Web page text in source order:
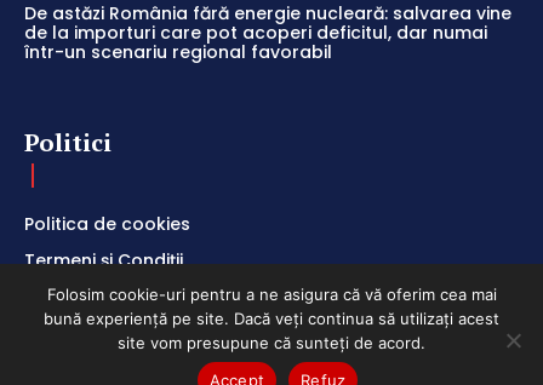
De astăzi România fără energie nucleară: salvarea vine
de la importuri care pot acoperi deficitul, dar numai
într-un scenariu regional favorabil
Politici
Politica de cookies
Termeni și Condiții
Politica de Confidențialitate
Folosim cookie-uri pentru a ne asigura că vă oferim cea mai
bună experiență pe site. Dacă veți continua să utilizați acest
site vom presupune că sunteți de acord.
Accept
Refuz